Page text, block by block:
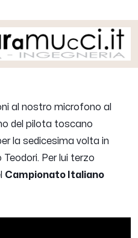
al nostro microfono al
del pilota toscano
la sedicesima volta in
Per lui terzo
Campionato Italiano